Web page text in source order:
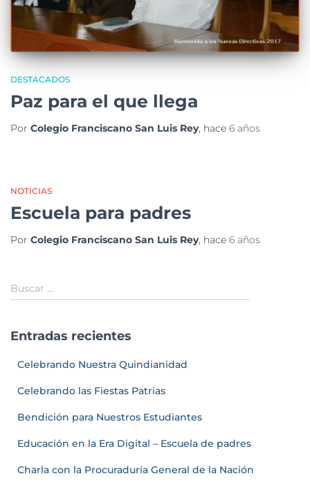
DESTACADOS
Paz para el que llega
Por Colegio Franciscano San Luis Rey, hace 6 años
NOTICIAS
Escuela para padres
Por Colegio Franciscano San Luis Rey, hace 6 años
Buscar …
Entradas recientes
Celebrando Nuestra Quindianidad
Celebrando las Fiestas Patrias
Bendición para Nuestros Estudiantes
Educación en la Era Digital – Escuela de padres
Charla con la Procuraduría General de la Nación